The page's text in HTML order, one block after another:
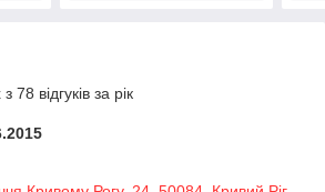
78 відгуків за рік